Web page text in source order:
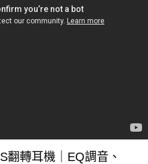
翻轉耳機｜EQ調音、